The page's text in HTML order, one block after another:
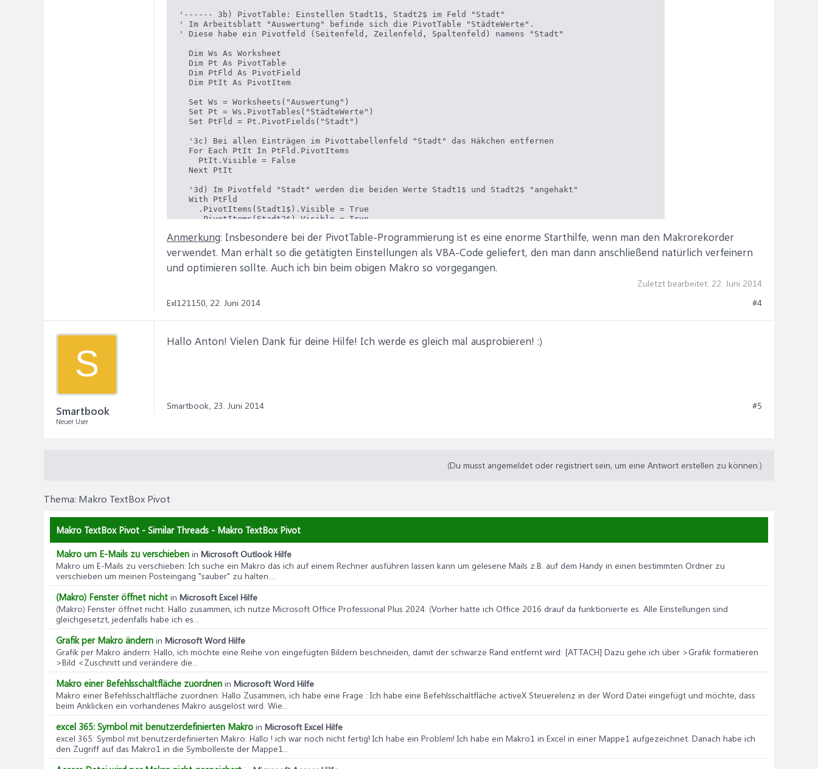
'------ 3b) PivotTable: Einstellen Stadt1$, Stadt2$ im Feld "Stadt"
' Im Arbeitsblatt "Auswertung" befinde sich die PivotTable "StädteWerte".
' Diese habe ein Pivotfeld (Seitenfeld, Zeilenfeld, Spaltenfeld) namens "Stadt"
  Dim Ws As Worksheet
  Dim Pt As PivotTable
  Dim PtFld As PivotField
  Dim PtIt As PivotItem
  Set Ws = Worksheets("Auswertung")
  Set Pt = Ws.PivotTables("StädteWerte")
  Set PtFld = Pt.PivotFields("Stadt")
  '3c) Bei allen Einträgen im Pivottabellenfeld "Stadt" das Häkchen entfernen
  For Each PtIt In PtFld.PivotItems
    PtIt.Visible = False
  Next PtIt
  '3d) Im Pivotfeld "Stadt" werden die beiden Werte Stadt1$ und Stadt2$ "angehakt"
  With PtFld
    .PivotItems(Stadt1$).Visible = True
    .PivotItems(Stadt2$).Visible = True
  '3e) Eventuell PivotTable aktualisieren:
  Pt.RefreshTable
Anmerkung: Insbesondere bei der PivotTable-Programmierung ist es eine enorme Starthilfe, wenn man den Makrorekorder
verwendet. Man erhält so die getätigten Einstellungen als VBA-Code geliefert, den man dann anschließend natürlich verfeinern
und optimieren sollte. Auch ich bin beim obigen Makro so vorgegangen.
Zuletzt bearbeitet: 22. Juni 2014
Exl121150, 22. Juni 2014 #4
S
Smartbook
Neuer User
Hallo Anton! Vielen Dank für deine Hilfe! Ich werde es gleich mal ausprobieren! :)
Smartbook, 23. Juni 2014 #5
(Du musst angemeldet oder registriert sein, um eine Antwort erstellen zu können.)
Thema: Makro TextBox Pivot
Makro TextBox Pivot - Similar Threads - Makro TextBox Pivot
Makro um E-Mails zu verschieben in Microsoft Outlook Hilfe
Makro um E-Mails zu verschieben: Ich suche ein Makro das ich auf einem Rechner ausführen lassen kann um gelesene Mails z.B. auf dem Handy in einen bestimmten Ordner zu
verschieben um meinen Posteingang "sauber" zu halten....
(Makro) Fenster öffnet nicht in Microsoft Excel Hilfe
(Makro) Fenster öffnet nicht: Hallo zusammen, ich nutze Microsoft Office Professional Plus 2024. (Vorher hatte ich Office 2016 drauf da funktionierte es. Alle Einstellungen sind
gleichgesetzt, jedenfalls habe ich es...
Grafik per Makro ändern in Microsoft Word Hilfe
Grafik per Makro ändern: Hallo, ich möchte eine Reihe von eingefügten Bildern beschneiden, damit der schwarze Rand entfernt wird: [ATTACH] Dazu gehe ich über >Grafik formatieren
>Bild <Zuschnitt und verändere die...
Makro einer Befehlsschaltfläche zuordnen in Microsoft Word Hilfe
Makro einer Befehlsschaltfläche zuordnen: Hallo Zusammen, ich habe eine Frage : Ich habe eine Befehlsschaltfläche activeX Steuerelenz in der Word Datei eingefügt und möchte, dass
beim Anklicken ein vorhandenes Makro ausgelöst wird. Wie...
excel 365: Symbol mit benutzerdefinierten Makro in Microsoft Excel Hilfe
excel 365: Symbol mit benutzerdefinierten Makro: Hallo ! ich war noch nicht fertig! Ich habe ein Problem! Ich habe ein Makro1 in Excel in einer Mappe1 aufgezeichnet. Danach habe ich
den Zugriff auf das Makro1 in die Symbolleiste der Mappe1...